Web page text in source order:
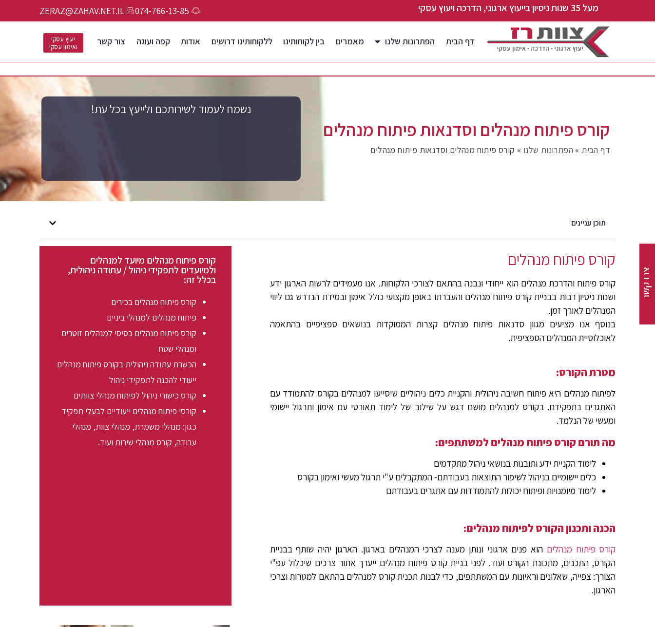
מעל 35 שנות ניסיון בייעוץ ארגוני, הדרכה ויעוץ עסקי 074-766-13-85
ZERAZ@ZAHAV.NET.IL
דף הבית הפתרונות שלנו מאמרים בין לקוחותינו ללקוחותינו דרושים אודות קפה ועוגה צור קשר
יעוץ עסקי
ואימון עסקי
קורס פיתוח מנהלים וסדנאות פיתוח מנהלים
דף הבית » הפתרונות שלנו » קורס פיתוח מנהלים וסדנאות פיתוח מנהלים
נשמח לעמוד לשירותכם ולייעץ בכל עת!
תוכן עניינים
קורס פיתוח מנהלים
קורס פיתוח והדרכת מנהלים הוא ייחודי ונבנה בהתאם לצורכי הלקוחות. אנו מעמידים לרשות הארגון ידע
ושנות ניסיון רבות בבניית קורס פיתוח מנהלים והעברתו באופן מקצועי כולל אימון ובמידת הנדרש גם ליווי
המנהלים לאורך זמן.
בנוסף אנו מציעים מגוון סדנאות פיתוח מנהלים קצרות הממוקדות בנושאים ספציפיים בהתאמה
לאוכלוסיית המנהלים הספציפית.
מטרת הקורס:
לפיתוח מנהלים היא פיתוח חשיבה ניהולית והקניית כלים ניהוליים שיסייעו למנהלים בקורס להתמודד עם
האתגרים בתפקידם. בקורס למנהלים מושם דגש על שילוב של לימוד תאורטי עם אימון ותרגול יישומי
ומעשי של הנלמד.
מה תורם קורס פיתוח מנהלים למשתתפים:
לימוד הקניית ידע ותובנות בנושאי ניהול מתקדמים
כלים יישומיים בניהול לשיפור התוצאות בעבודתם- המתקבלים ע"י תרגול מעשי ואימון בקורס
לימוד מיומנויות ופיתוח יכולות להתמודדות עם אתגרים בעבודתם
הכנה ותכנון הקורס לפיתוח מנהלים:
קורס פיתוח מנהלים הוא פנים ארגוני ונותן מענה לצרכי המנהלים בארגון. הארגון יהיה שותף בבניית
הקורס, התכנים, מתכונת הקורס ועוד. לפני בניית קורס פיתוח מנהלים ייערך אתור צרכים שיכלול עפ"י
הצורך: צפייה, שאלונים וראיונות עם המשתתפים, כדי לבנות תכנית קורס למנהלים בהתאם למטרות וצרכי
הארגון.
קורס פיתוח מנהלים מיועד למנהלים
ולמיועדים לתפקידי ניהול / עתודה ניהולית,
בכלל זה:
קורס פיתוח מנהלים בכירים
פיתוח מנהלים למנהלי ביניים
קורס פיתוח מנהלים בסיסי למנהלים זוטרים
ומנהלי שטח
הכשרת עתודה ניהולית בקורס פיתוח מנהלים
ייעודי להכנה לתפקידי ניהול
קורס כישורי ניהול לפיתוח מנהלי צוותים
קורסי פיתוח מנהלים ייעודיים לבעלי תפקיד
כגון: מנהלי משמרת, מנהלי צוות, מנהלי
עבודה, קורס מנהלי שירות ועוד.